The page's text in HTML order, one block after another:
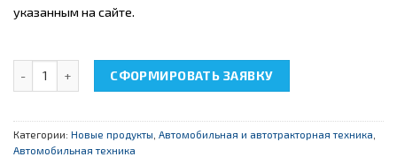
указанным на сайте.
Количество товара НТЦ-15.28 «Автомобильная система
СФОРМИРОВАТЬ ЗАЯВКУ
Категории: Новые продукты Автомобильная и автотракторная техника
Автомобильная техника